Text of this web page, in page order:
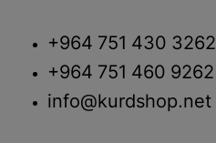
+964 751 430 3262
+964 751 460 9262
info@kurdshop.net